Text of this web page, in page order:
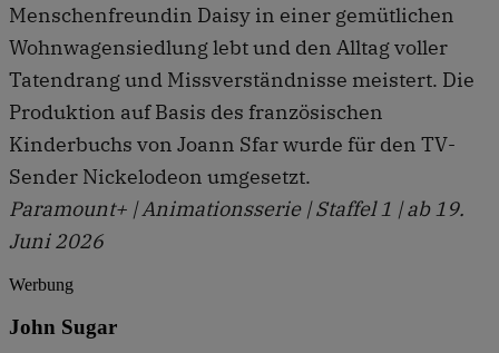
Menschenfreundin Daisy in einer gemütlichen
Wohn­wagensiedlung lebt und den Alltag voller
Tatendrang und Missverständnisse meistert. Die
Produktion auf Basis des französischen
Kinderbuchs von Joann Sfar wurde für den TV-
Sender Nickelodeon umgesetzt.
Paramount+ | Animationsserie | Staffel 1 | ab 19.
Juni 2026
Werbung
John Sugar